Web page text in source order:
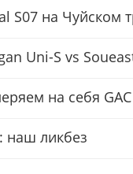
S07 на Чуйском
Uni-S vs
на себя GAC
наш ликбез